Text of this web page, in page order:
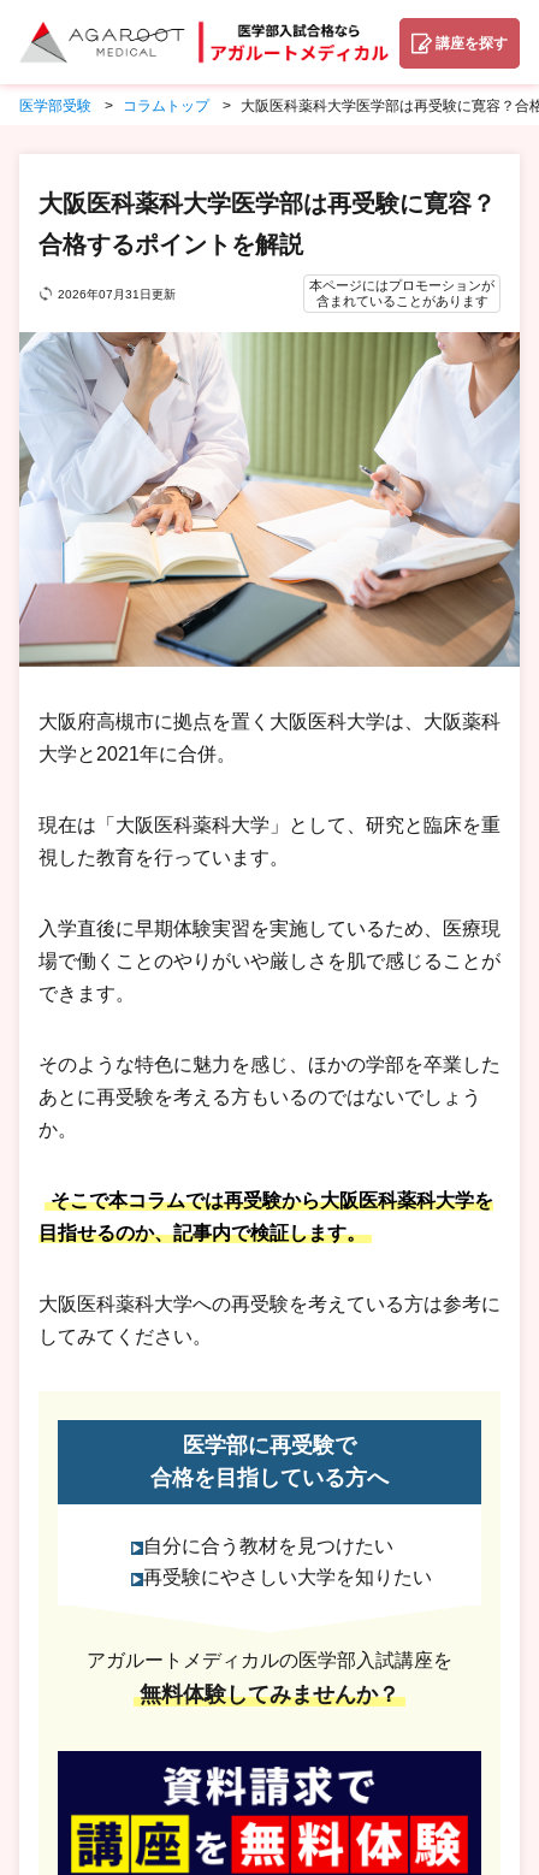
講座を探す
医学部受験 コラムトップ 大阪医科薬科大学医学部は再受験に寛容？合
大阪医科薬科大学医学部は再受験に寛容？
合格するポイントを解説
2026年07月31日更新
本ページにはプロモーションが
含まれていることがあります
大阪府高槻市に拠点を置く大阪医科大学は、大阪薬科
大学と2021年に合併。
現在は「大阪医科薬科大学」として、研究と臨床を重
視した教育を行っています。
入学直後に早期体験実習を実施しているため、医療現
場で働くことのやりがいや厳しさを肌で感じることが
できます。
そのような特色に魅力を感じ、ほかの学部を卒業した
あとに再受験を考える方もいるのではないでしょう
か。
そこで本コラムでは再受験から大阪医科薬科大学を
目指せるのか、記事内で検証します。
大阪医科薬科大学への再受験を考えている方は参考に
してみてください。
医学部に再受験で
合格を目指している方へ
自分に合う教材を見つけたい
再受験にやさしい大学を知りたい
アガルートメディカルの医学部入試講座を
無料体験してみませんか？